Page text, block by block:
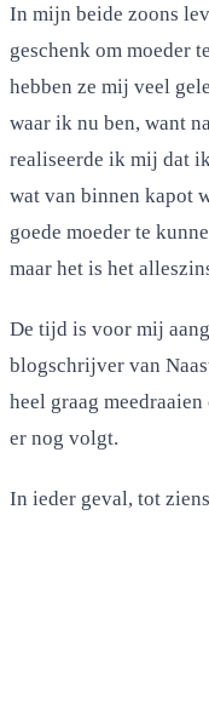
In mijn beide zoons
geschenk om moeder
hebben ze mij veel
waar ik nu ben, want
realiseerde ik mij dat
wat van binnen kapot
goede moeder te
maar het is het
De tijd is voor mij
blogschrijver van
heel graag
er nog volgt.
In ieder geval, tot